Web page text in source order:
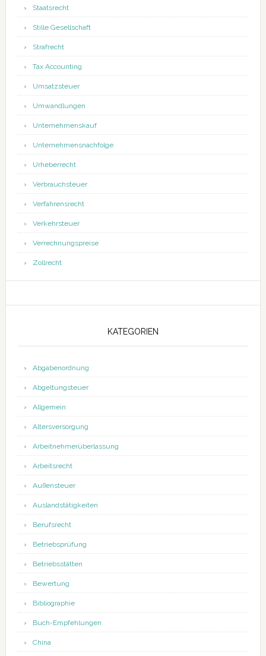
Staatsrecht
Stille Gesellschaft
Strafrecht
Tax Accounting
Umsatzsteuer
Umwandlungen
Unternehmenskauf
Unternehmensnachfolge
Urheberrecht
Verbrauchsteuer
Verfahrensrecht
Verkehrsteuer
Verrechnungspreise
Zollrecht
KATEGORIEN
Abgabenordnung
Abgeltungsteuer
Allgemein
Altersversorgung
Arbeitnehmerüberlassung
Arbeitsrecht
Außensteuer
Auslandstätigkeiten
Berufsrecht
Betriebsprüfung
Betriebsstätten
Bewertung
Bibliographie
Buch-Empfehlungen
China